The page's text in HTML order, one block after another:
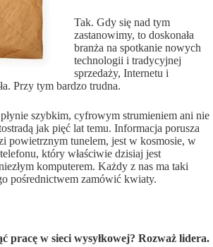
Tak. Gdy się nad tym
zastanowimy, to doskonała
branża na spotkanie nowych
technologii i tradycyjnej
sprzedaży, Internetu i
Przy tym bardzo trudna.
szybkim, cyfrowym strumieniem ani nie
jak pięć lat temu. Informacja porusza
powietrznym tunelem, jest w kosmosie, w
który właściwie dzisiaj jest
komputerem. Każdy z nas ma taki
pośrednictwem zamówić kwiaty.
pracę w sieci wysyłkowej? Rozważ lidera.